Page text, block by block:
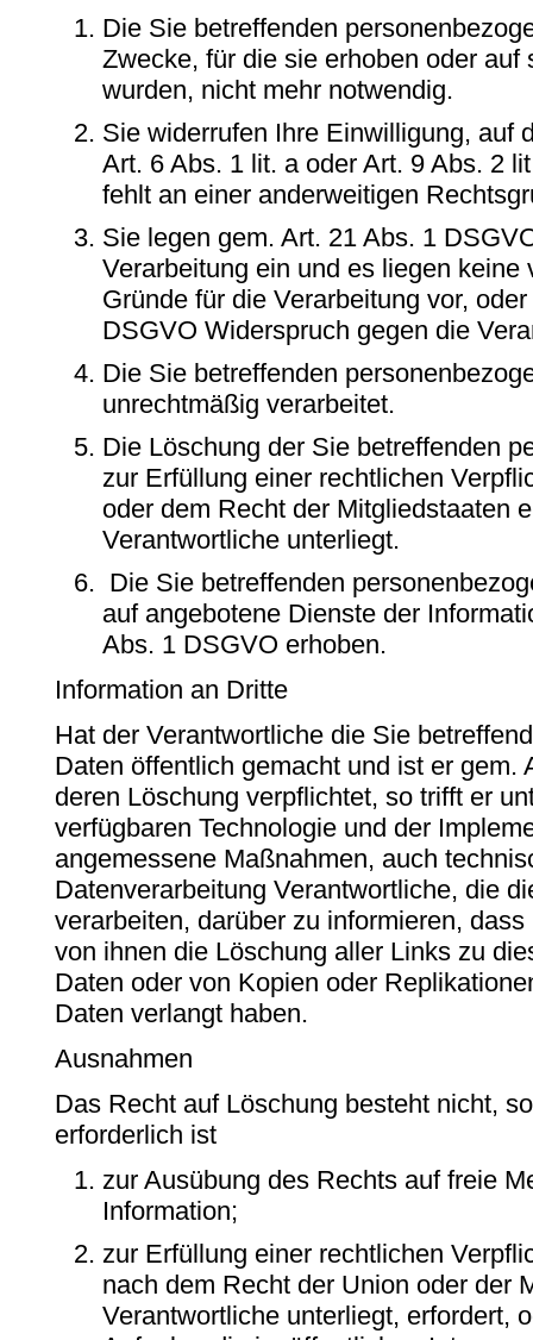
Die Sie betreffenden
Zwecke, für die sie erhoben oder
wurden, nicht mehr notwendig.
Sie widerrufen Ihre Einwilligung, auf
Art. 6 Abs. 1 lit. a oder Art. 9 Abs. 2
fehlt an einer anderweitigen
Sie legen gem. Art. 21 Abs. 1
Verarbeitung ein und es liegen keine
Gründe für die Verarbeitung vor,
DSGVO Widerspruch gegen die
Die Sie betreffenden
unrechtmäßig verarbeitet.
Die Löschung der Sie betreffenden
zur Erfüllung einer rechtlichen
oder dem Recht der Mitgliedstaaten
Verantwortliche unterliegt.
Die Sie betreffenden
auf angebotene Dienste der
Abs. 1 DSGVO erhoben.
Information an Dritte
Hat der Verantwortliche die Sie
Daten öffentlich gemacht und ist er gem.
deren Löschung verpflichtet, so trifft er
verfügbaren Technologie und der
angemessene Maßnahmen, auch
Datenverarbeitung Verantwortliche, die
verarbeiten, darüber zu informieren,
von ihnen die Löschung aller Links zu
Daten oder von Kopien oder
Daten verlangt haben.
Ausnahmen
Das Recht auf Löschung besteht nicht,
erforderlich ist
zur Ausübung des Rechts auf freie
Information;
zur Erfüllung einer rechtlichen
nach dem Recht der Union oder der
Verantwortliche unterliegt, erfordert,